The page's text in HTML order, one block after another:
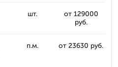
шт.
от 129000
руб.
п.м. от 23630 руб.